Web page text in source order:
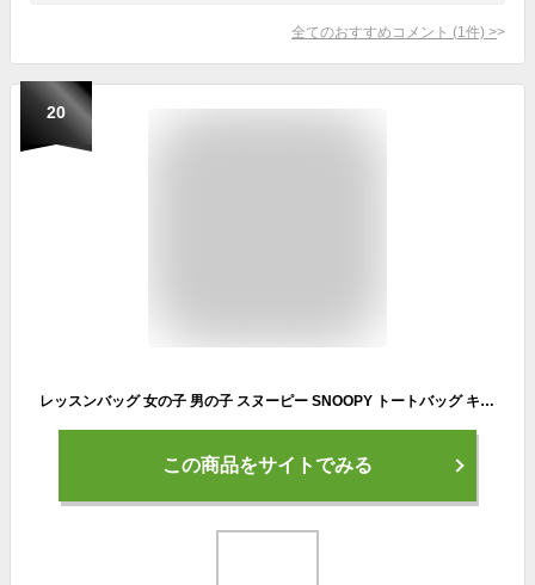
全てのおすすめコメント (1 件) >
20
レッスンバッグ 女の子 男の子 スヌーピー SNOOPY トートバッグ キャンバス A4 子供 小学校 手提げバッグ おけいこバッグ キッズ 習い事バッグ サブバッグ トート 小学生 中学生 中学校 通学 ベージュ グレー ブラック ネイビー かわいい シンプル 入学 プレゼント
この商品をサイトでみる